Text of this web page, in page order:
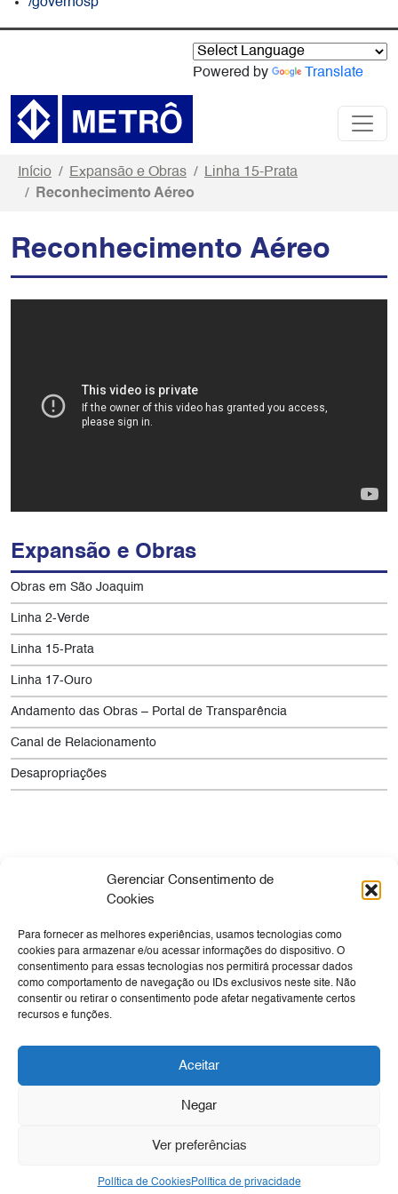
Gerenciar Consentimento de
Cookies
Para fornecer as melhores experiências, usamos tecnologias como
cookies para armazenar e/ou acessar informações do dispositivo. O
consentimento para essas tecnologias nos permitirá processar dados
como comportamento de navegação ou IDs exclusivos neste site. Não
consentir ou retirar o consentimento pode afetar negativamente certos
recursos e funções.
Aceitar
Negar
Ver preferências
Política de CookiesPolítica de privacidade
/governosp
Powered by Translate
Início Expansão e Obras
Linha 15-Prata
Reconhecimento Aéreo
Reconhecimento Aéreo
Expansão e Obras
Obras em São Joaquim
Linha 2-Verde
Linha 15-Prata
Linha 17-Ouro
Andamento das Obras – Portal de Transparência
Canal de Relacionamento
Desapropriações
Empresa Sua Viagem Cultura
Tecnologia
Expansão e Obras
Negócios
Canal de Denúncia
Ouvidoria